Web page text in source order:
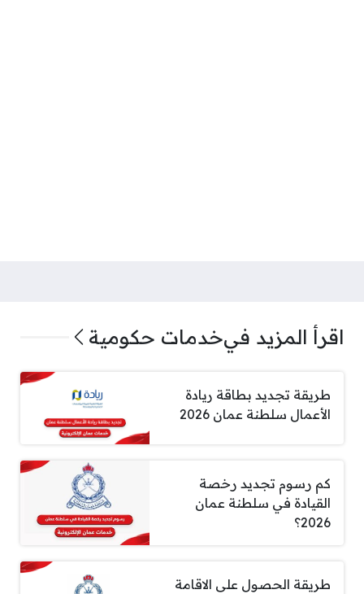
اقرأ المزيد فيخدمات حكومية
طريقة تجديد بطاقة ريادة
الأعمال سلطنة عمان 2026
كم رسوم تجديد رخصة
القيادة في سلطنة عمان
2026؟
طريقة الحصول على الاقامة